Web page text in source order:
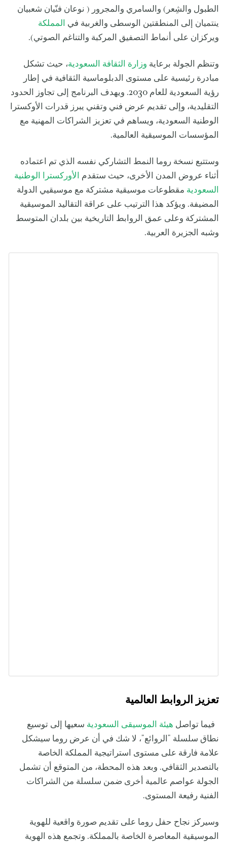
الطبول والشِعر) والسامري والمجرور ( نوعان فنّيان شعبيان
ينتميان إلى المنطقتين الوسطى والغربية في المملكة
ويركزان على أنماط التصفيق المركبة والتناغم الصوتي).
وتنظم الجولة برعاية وزارة الثقافة السعودية، حيث تشكل
مبادرة رئيسية على مستوى الدبلوماسية الثقافية في إطار
رؤية السعودية للعام 2030. ويهدف البرنامج إلى تجاوز الحدود
التقليدية، وإلى تقديم عرض فني وتقني يبرز قدرات الأوكسترا
الوطنية السعودية، ويساهم في تعزيز الشراكات المهنية مع
المؤسسات الموسيقية العالمية.
وستتبع نسخة روما النمط التشاركي نفسه الذي تم اعتماده
أثناء عروض المدن الأخرى، حيث ستقدم الأوركسترا الوطنية
السعودية مقطوعات موسيقية مشتركة مع موسيقيي الدولة
المضيفة. ويؤكد هذا الترتيب على عراقة التقاليد الموسيقية
المشتركة وعلى عمق الروابط التاريخية بين بلدان المتوسط
وشبه الجزيرة العربية.
تعزيز الروابط العالمية
فيما تواصل هيئة الموسيقى السعودية سعيها إلى توسيع
نطاق سلسلة "الروائع"، لا شك في أن عرض روما سيشكل
علامة فارقة على مستوى استراتيجية المملكة الخاصة
بالتصدير الثقافي. وبعد هذه المحطة، من المتوقع أن تشمل
الجولة عواصم عالمية أخرى ضمن سلسلة من الشراكات
الفنية رفيعة المستوى.
وسيركز نجاح حفل روما على تقديم صورة واقعية للهوية
الموسيقية المعاصرة الخاصة بالمملكة. وتجمع هذه الهوية